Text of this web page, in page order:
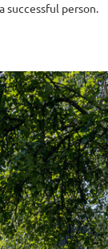
successful person.